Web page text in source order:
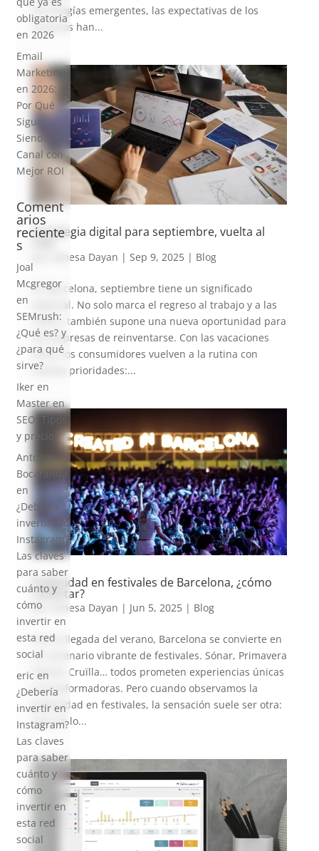
tecnologías emergentes, las expectativas de los
usuarios han...
Estrategia digital para septiembre, vuelta al
cole
Vanesa Dayan | Sep 9, 2025| Blog
En Barcelona, septiembre tiene un significado
especial. No solo marca el regreso al trabajo y a las
clases, también supone una nueva oportunidad para
las empresas de reinventarse. Con las vacaciones
atrás, los consumidores vuelven a la rutina con
nuevas prioridades:...
Publicidad en festivales de Barcelona, ¿cómo
conectar?
por Vanesa Dayan | Jun 5, 2025| Blog
Con la llegada del verano, Barcelona se convierte en
un escenario vibrante de festivales. Sónar, Primavera
Sound, Cruïlla… todos prometen experiencias únicas
y transformadoras. Pero cuando observamos la
publicidad en festivales, la sensación suele ser otra:
más de lo...
obligatoria
en 2026
Email
Marketing
en 2026:
Por Qué
Sigue
Siendo el
Canal con
Mejor ROI
Coment
arios
reciente
s
Joal
Mcgregor
en
SEMrush:
¿Qué es? y
¿para qué
sirve?
Iker en
Master en
SEO: Tipos
y precios
Antonio
Bocaranda
en
¿Debería
invertir en
Instagram?
Las claves
para saber
cuánto y
cómo
invertir en
esta red
social
eric en
¿Debería
invertir en
Instagram?
Las claves
para saber
cuánto y
cómo
invertir en
esta red
social